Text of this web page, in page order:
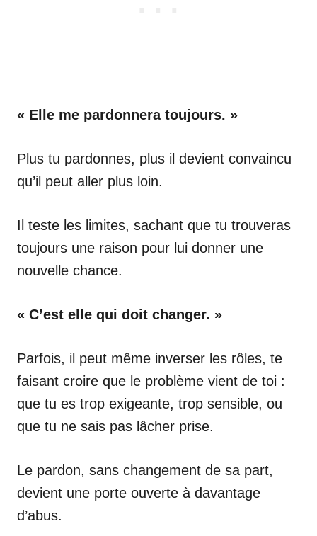
« Elle me pardonnera toujours. »
Plus tu pardonnes, plus il devient convaincu
qu’il peut aller plus loin.
Il teste les limites, sachant que tu trouveras
toujours une raison pour lui donner une
nouvelle chance.
« C’est elle qui doit changer. »
Parfois, il peut même inverser les rôles, te
faisant croire que le problème vient de toi :
que tu es trop exigeante, trop sensible, ou
que tu ne sais pas lâcher prise.
Le pardon, sans changement de sa part,
devient une porte ouverte à davantage
d’abus.